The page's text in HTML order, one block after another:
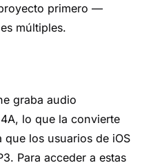
primero —
múltiples.
graba audio
lo que la convierte
los usuarios de iOS
Para acceder a estas